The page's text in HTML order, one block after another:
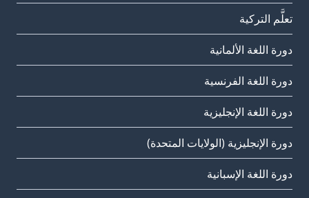
تعلَّم التركية
دورة اللغة الألمانية
دورة اللغة الفرنسية
دورة اللغة الإنجليزية
دورة الإنجليزية (الولايات المتحدة)
دورة اللغة الإسبانية